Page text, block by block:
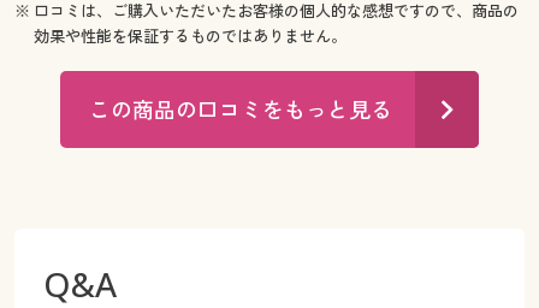
※ 口コミは、ご購入いただいたお客様の個人的な感想ですので、商品の
効果や性能を保証するものではありません。
この商品の口コミをもっと見る
Q&A